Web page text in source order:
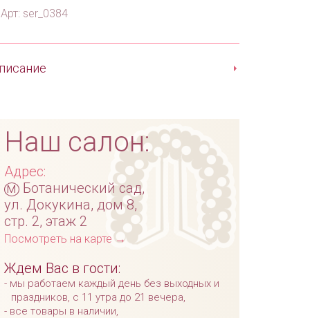
Арт: ser_0384
Наш салон:
Адрес:
м Ботанический сад,
ул. Докукина, дом 8,
стр. 2, этаж 2
Посмотреть на карте →
Ждем Вас в гости:
мы работаем каждый день без выходных и
праздников, с 11 утра до 21 вечера,
все товары в наличии,